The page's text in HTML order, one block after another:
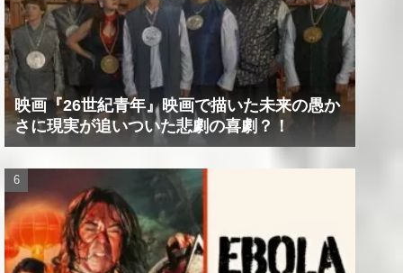
映画『26世紀青年』映画で描いた未来の愚か
さに現実が追いついた悲劇の喜劇？！